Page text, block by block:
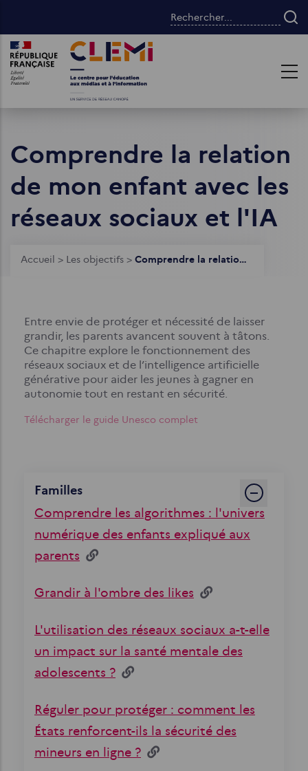
contenu
principal
Rechercher...
Images Images
Comprendre la relation
de mon enfant avec les
réseaux sociaux et l'IA
Fil
Accueil > Les objectifs > Comprendre la relation de mon enfant avec les réseaux sociaux et l'IA
Entre envie de protéger et nécessité de laisser
grandir, les parents avancent souvent à tâtons.
Ce chapitre explore le fonctionnement des
réseaux sociaux et de l’intelligence artificielle
générative pour aider les jeunes à gagner en
autonomie tout en restant en sécurité.
Télécharger le guide Unesco complet
Familles
Comprendre les algorithmes : l'univers
numérique des enfants expliqué aux
parents
Grandir à l'ombre des likes
L'utilisation des réseaux sociaux a-t-elle
un impact sur la santé mentale des
adolescents ?
Réguler pour protéger : comment les
États renforcent-ils la sécurité des
mineurs en ligne ?